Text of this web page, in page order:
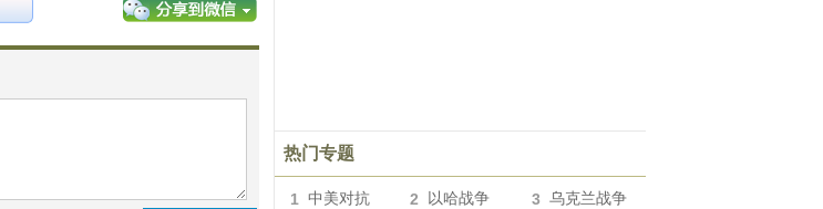
热门专题
1 中美对抗 2 以哈战争 3 乌克兰战争